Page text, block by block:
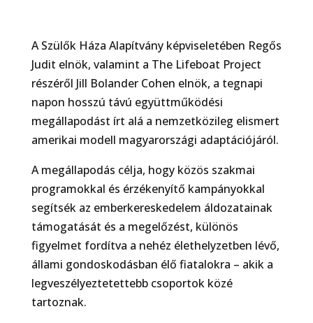
A Szülők Háza Alapítvány képviseletében Regős
Judit elnök, valamint a The Lifeboat Project
részéről Jill Bolander Cohen elnök, a tegnapi
napon hosszú távú együttműködési
megállapodást írt alá a nemzetközileg elismert
amerikai modell magyarországi adaptációjáról.
A megállapodás célja, hogy közös szakmai
programokkal és érzékenyítő kampányokkal
segítsék az emberkereskedelem áldozatainak
támogatását és a megelőzést, különös
figyelmet fordítva a nehéz élethelyzetben lévő,
állami gondoskodásban élő fiatalokra – akik a
legveszélyeztetettebb csoportok közé
tartoznak.